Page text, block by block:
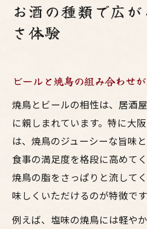
お酒の種類で広
さ体験
ビールと焼鳥の組み合わせ
焼鳥とビールの相性は、居酒
に親しまれています。特に大
は、焼鳥のジューシーな旨味
食事の満足度を格段に高めて
焼鳥の脂をさっぱりと流して
味しくいただけるのが特徴です
例えば、塩味の焼鳥には軽や